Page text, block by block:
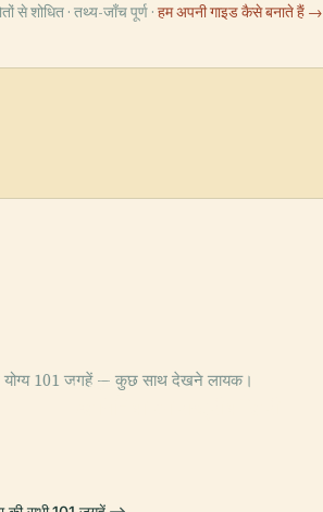
से शोधित · तथ्य-जाँच पूर्ण · हम अपनी गाइड कैसे बनाते हैं →
101 जगहें — कुछ साथ देखने लायक।
PLACE